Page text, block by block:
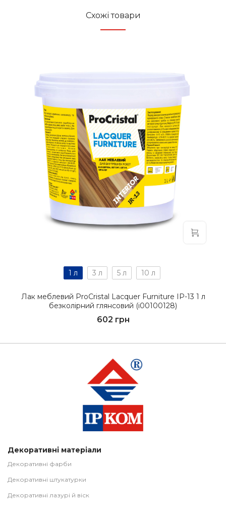
Схожі товари
1 л 3 л 5 л 10 л
Лак меблевий ProCristal Lacquer Furniture IР-13 1 л
безколірний глянсовий (i00100128)
602 грн
Декоративні матеріали
Декоративні фарби
Декоративні штукатурки
Декоративні лазурі й віск